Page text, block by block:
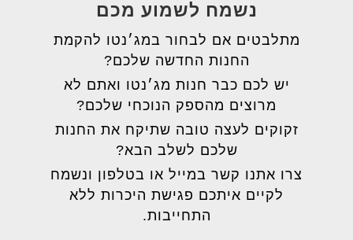
נשמח לשמוע מכם
מתלבטים אם לבחור במג׳נטו להקמת
החנות החדשה שלכם?
יש לכם כבר חנות מג׳נטו ואתם לא
מרוצים מהספק הנוכחי שלכם?
זקוקים לעצה טובה שתיקח את החנות
שלכם לשלב הבא?
צרו אתנו קשר במייל או בטלפון ונשמח
לקיים איתכם פגישת היכרות ללא
התחייבות.